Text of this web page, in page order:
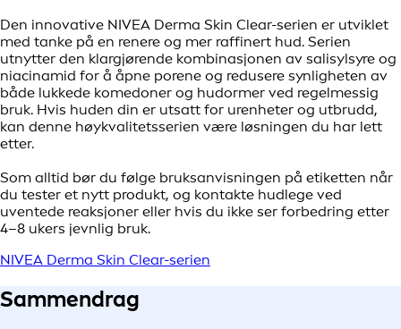
Den innovative NIVEA Derma Skin Clear-serien er utviklet
med tanke på en renere og mer raffinert hud. Serien
utnytter den klargjørende kombinasjonen av salisylsyre og
niacinamid for å åpne porene og redusere synligheten av
både lukkede komedoner og hudormer ved regelmessig
bruk. Hvis huden din er utsatt for urenheter og utbrudd,
kan denne høykvalitetsserien være løsningen du har lett
etter.
Som alltid bør du følge bruksanvisningen på etiketten når
du tester et nytt produkt, og kontakte hudlege ved
uventede reaksjoner eller hvis du ikke ser forbedring etter
4–8 ukers jevnlig bruk.
NIVEA Derma Skin Clear-serien
Sammendrag